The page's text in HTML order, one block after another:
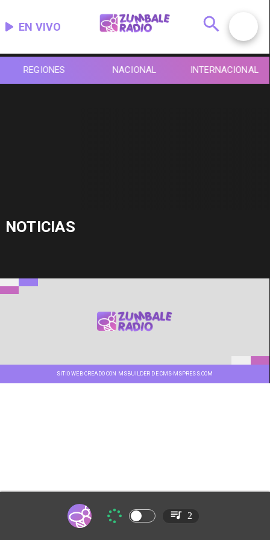
EN VIVO
REGIONES NACIONAL INTERNACIONAL
NOTICIAS
SITIO WEB CREADO CON MSBUILDER DE CMS-MSPRESS.COM
2